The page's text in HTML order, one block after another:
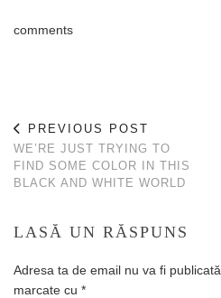
comments
PREVIOUS POST
WE’RE JUST TRYING TO
FIND SOME COLOR IN THIS
BLACK AND WHITE WORLD
LASĂ UN RĂSPUNS
Adresa ta de email nu va fi publicată.
marcate cu *